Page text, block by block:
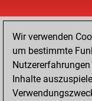
Wir verwenden
um bestimmte
Inhalte